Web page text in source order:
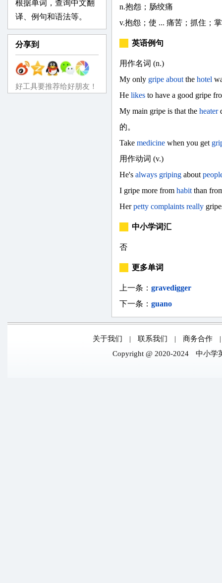
根据单词，查询中文翻
译、例句和语法等。
分享到
好工具要推荐给好朋友！
n.抱怨；肠绞痛
v.抱怨；使 ... 痛苦；抓住；
英语例句
用作名词 (n.)
My only gripe about the hotel
He likes to have a good gripe
My main gripe is that the heater
的。
Take medicine when you get
用作动词 (v.)
He's always griping about
I gripe more from habit than
Herpetty complaints really
中小学词汇
否
更多单词
上一条： gravedigger
下一条： guano
关于我们 | 联系我们 | 商务合作
Copyright @ 2020-2024
中小学